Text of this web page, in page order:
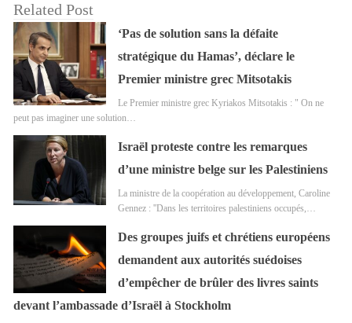
Related Post
‘Pas de solution sans la défaite
stratégique du Hamas’, déclare le
Premier ministre grec Mitsotakis
Le Premier ministre grec Kyriakos Mitsotakis : " On ne
peut pas imaginer une solution…
Israël proteste contre les remarques
d’une ministre belge sur les Palestiniens
La ministre de la coopération au développement, Caroline
Gennez : ''Dans les territoires palestiniens occupés,…
Des groupes juifs et chrétiens européens
demandent aux autorités suédoises
d’empêcher de brûler des livres saints
devant l’ambassade d’Israël à Stockholm